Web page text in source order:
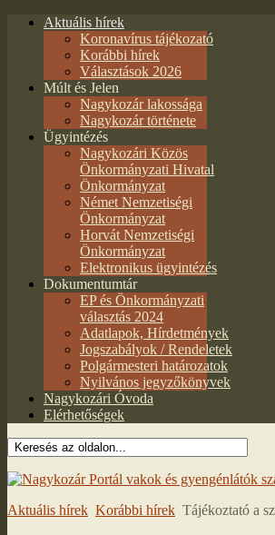
Aktuális hírek
Koronavírus tájékozató
Korábbi hírek
Választások 2026
Múlt és Jelen
Nagykozár lakossága
Nagykozár története
Ügyintézés
Nagykozári Közös
Önkormányzati Hivatal
Önkormányzat
Német Nemzetiségi
Önkormányzat
Horvát Nemzetiségi
Önkormányzat
Elektronikus ügyintézés
Dokumentumtár
EP és Önkormányzati
választás 2024
Adatlapok, Hírdetmények
Jogszabályok / Rendeletek
Polgármesteri határozatok
Nyilvános jegyzőkönyvek
Nagykozári Óvoda
Elérhetőségek
Aktuális hírek Korábbi hírek Tájékoztató a